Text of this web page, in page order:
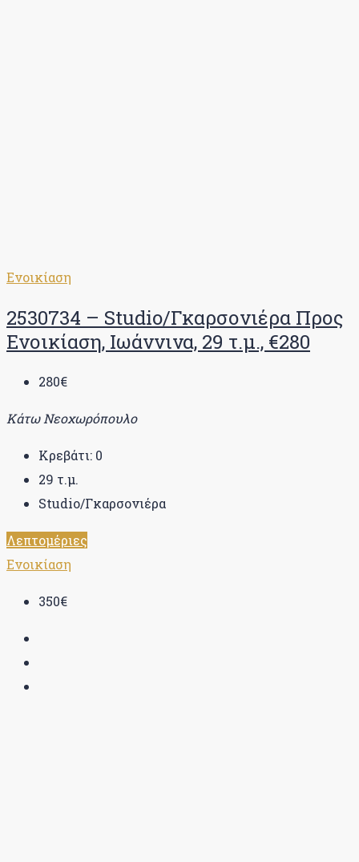
Ενοικίαση
2530734 – Studio/Γκαρσονιέρα Προς
Ενοικίαση, Ιωάννινα, 29 τ.μ., €280
280€
Κάτω Νεοχωρόπουλο
Κρεβάτι: 0
29 τ.μ.
Studio/Γκαρσονιέρα
Λεπτομέριες
Ενοικίαση
350€